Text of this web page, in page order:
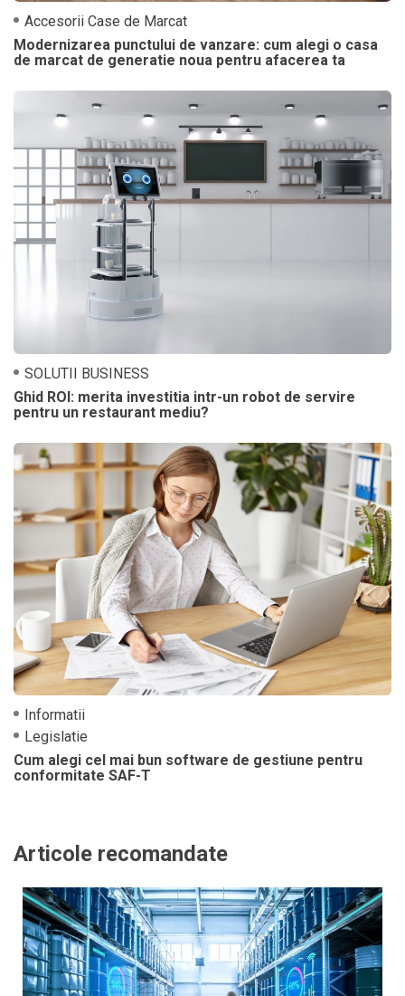
Accesorii Case de Marcat
Modernizarea punctului de vanzare: cum alegi o casa
de marcat de generatie noua pentru afacerea ta
SOLUTII BUSINESS
Ghid ROI: merita investitia intr-un robot de servire
pentru un restaurant mediu?
Informatii
Legislatie
Cum alegi cel mai bun software de gestiune pentru
conformitate SAF-T
Articole recomandate